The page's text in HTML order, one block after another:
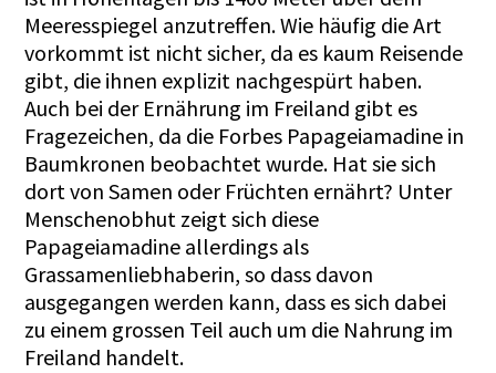
Meeresspiegel anzutreffen. Wie häufig die Art
vorkommt ist nicht sicher, da es kaum Reisende
gibt, die ihnen explizit nachgespürt haben.
Auch bei der Ernährung im Freiland gibt es
Fragezeichen, da die Forbes Papageiamadine in
Baumkronen beobachtet wurde. Hat sie sich
dort von Samen oder Früchten ernährt? Unter
Menschenobhut zeigt sich diese
Papageiamadine allerdings als
Grassamenliebhaberin, so dass davon
ausgegangen werden kann, dass es sich dabei
zu einem grossen Teil auch um die Nahrung im
Freiland handelt.